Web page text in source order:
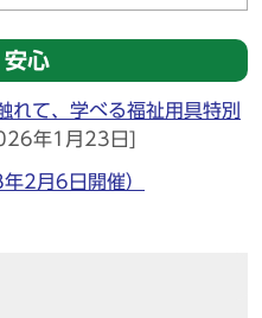
安心
て、学べる福祉用具特別
年1月23日]
2月6日開催）